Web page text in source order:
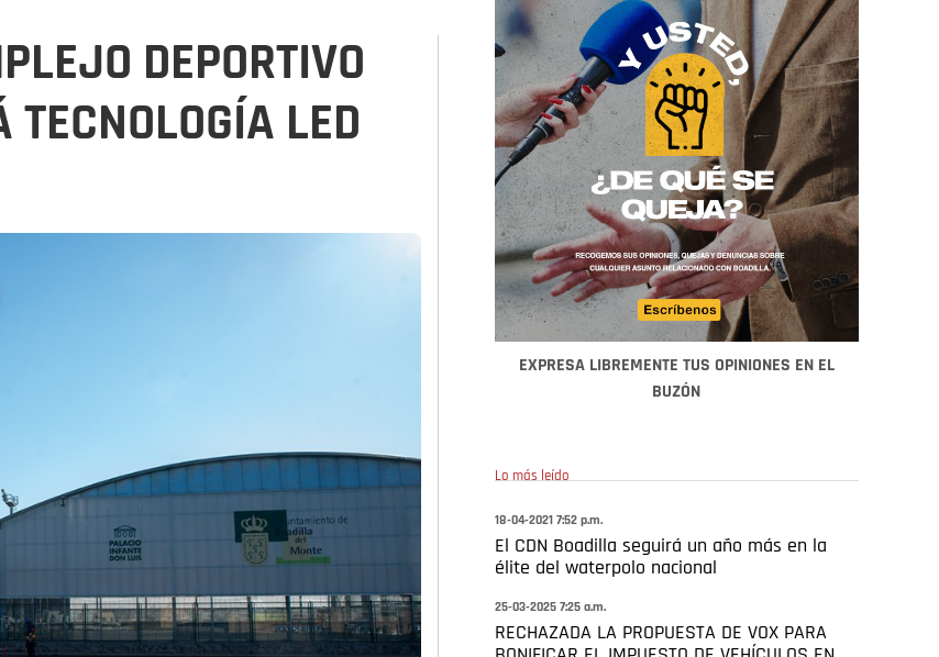
DEPORTIVO
TECNOLOGÍA LED
EXPRESA LIBREMENTE TUS OPINIONES EN EL
BUZÓN
Lo más leído
18-04-2021 7:52 p.m.
El CDN Boadilla seguirá un año más en la
élite del waterpolo nacional
25-03-2025 7:25 a.m.
RECHAZADA LA PROPUESTA DE VOX PARA